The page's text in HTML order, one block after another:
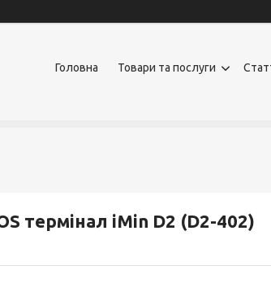
Головна Товари та послуги
термінал iMin D2 (D2-402)